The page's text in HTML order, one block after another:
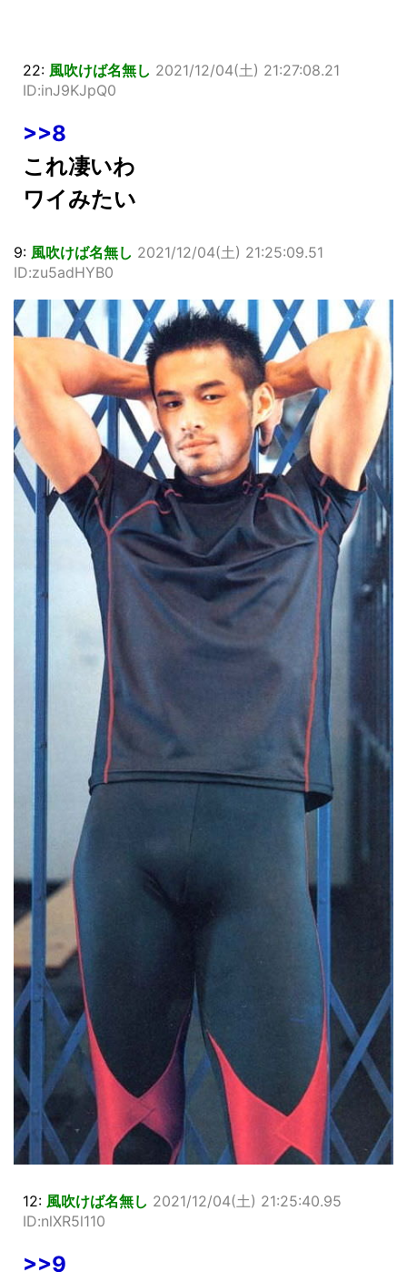
22: 風吹けば名無し 2021/12/04(土) 21:27:08.21
ID:inJ9KJpQ0
>>8
これ凄いわ
ワイみたい
9: 風吹けば名無し 2021/12/04(土) 21:25:09.51
ID:zu5adHYB0
12: 風吹けば名無し 2021/12/04(土) 21:25:40.95
ID:nlXR5l110
>>9